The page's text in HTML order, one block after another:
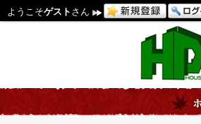
ようこそゲスト さん